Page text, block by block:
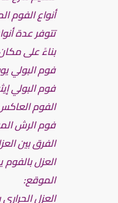
أنواع الفوم
تتوفر عدة
بناءً على
فوم البولي
فوم البولي
الفوم
فوم الرش
الفرق بين
العزل
الموقع:
العزل